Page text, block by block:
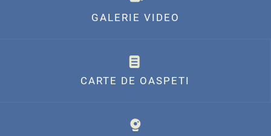
GALERIE VIDEO
CARTE DE OASPETI